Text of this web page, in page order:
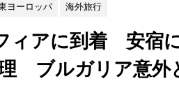
ヨーロッパ 海外旅行
ィアに到着 安宿
ブルガリア意外